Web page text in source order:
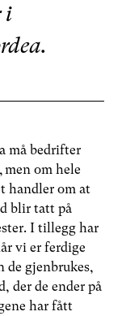
i
må bedrifter
men om hele
handler om at
blir tatt på
I tillegg har
vi er ferdige
de gjenbrukes,
der de ender på
har fått